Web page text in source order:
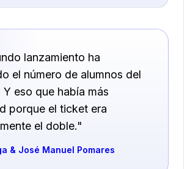
lanzamiento ha
el número de alumnos del
Y eso que había más
porque el ticket era
el doble."
& José Manuel Pomares